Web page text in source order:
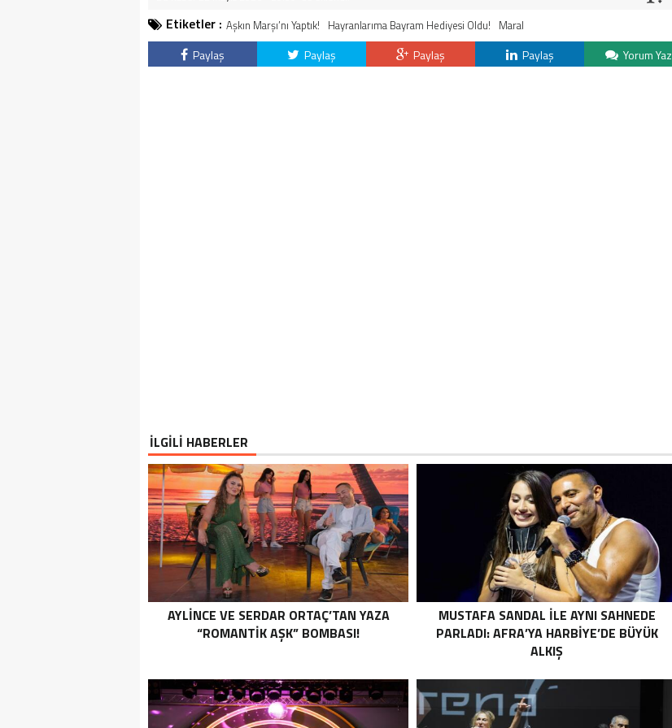
Etiketler : Aşkın Marşı’nı Yaptık! Hayranlarıma Bayram Hediyesi Oldu! Maral
Paylaş Paylaş Paylaş Paylaş Yorum Yaz
İLGİLİ HABERLER
AYLİNCE VE SERDAR ORTAÇ’TAN YAZA
“ROMANTİK AŞK” BOMBASI!
MUSTAFA SANDAL İLE AYNI SAHNEDE
PARLADI: AFRA’YA HARBİYE’DE BÜYÜK
ALKIŞ